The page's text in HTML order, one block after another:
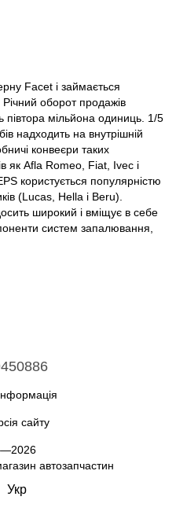
Facet і займається
оборот продажів
півтора мільйона одиниць. 1/5
надходить на внутрішній
конвеєри таких
як Afla Romeo, Fiat, Ivec і
користується популярністю
(Lucas, Hella і Beru).
широкий і вміщує в себе
систем запалювання,
сайту
автозапчастин
Укр